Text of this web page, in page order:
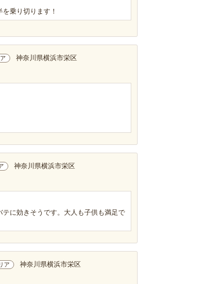
乗り切ります！
神奈川県横浜市栄区
神奈川県横浜市栄区
に効きそうです。大人も子供も満足で
ア 神奈川県横浜市栄区